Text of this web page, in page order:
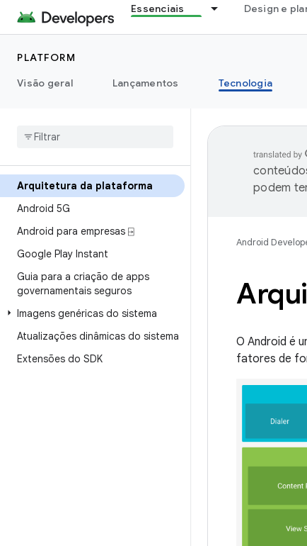
Essenciais Design e
PLATFORM
Visão geral
Lançamentos Tecnologia
Arquitetura da plataforma
Android 5G
Android para empresas ⍈
Google Play Instant
Guia para a criação de apps
governamentais seguros
Imagens genéricas do sistema
Atualizações dinâmicas do sistema
Extensões do SDK
podem
Android
O Android é
fatores de